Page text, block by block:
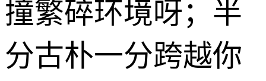
撞繁碎环境呀；半
分古朴一分跨越你